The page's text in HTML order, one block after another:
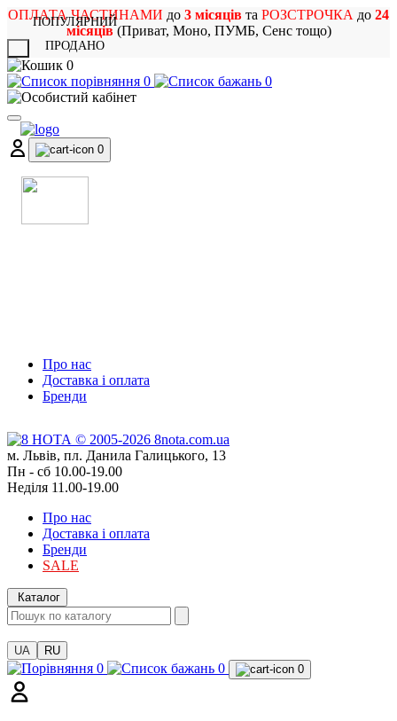
ОПЛАТА ЧАСТИНАМИ до 3 місяців та РОЗСТРОЧКА до 24
місяців(Приват, Моно, ПУМБ, Сенс тощо)
0
0
0
0
Про нас
Доставка і оплата
Бренди
м. Львів, пл. Данила Галицького, 13
Пн - сб 10.00-19.00
Неділя 11.00-19.00
Про нас
Доставка і оплата
Бренди
SALE
Каталог
UA RU
0 0 0
ПОПУЛЯРНИЙ
ПРОДАНО